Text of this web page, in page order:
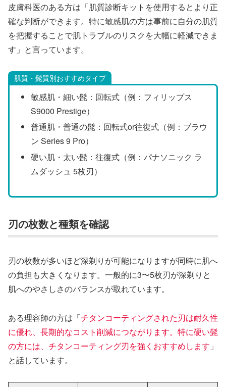
皮膚科医のある方は「肌質診断キットを使用するとより正
確な判断ができます。特に敏感肌の方は事前に自分の肌質
を把握することで肌トラブルのリスクを大幅に軽減できま
す」と言っています。
肌質・髭質別おすすめタイプ
敏感肌・細い髭：回転式（例：フィリップス
S9000 Prestige）
普通肌・普通の髭：回転式or往復式（例：ブラウ
ン Series 9 Pro）
硬い肌・太い髭：往復式（例：パナソニック ラ
ムダッシュ 5枚刃）
刃の枚数と種類を確認
刃の枚数が多いほど深剃りが可能になりますが同時に肌へ
の負担も大きくなります。一般的に3〜5枚刃が深剃りと
肌へのやさしさのバランスが取れています。
ある理容師の方は「チタンコーティングされた刃は耐久性
に優れ、長期的なコスト削減につながります。特に硬い髭
の方には、チタンコーティング刃を強くおすすめします 」
と話しています。